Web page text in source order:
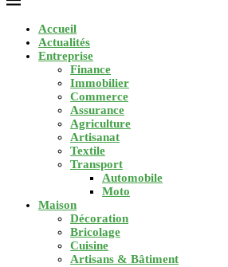
Accueil
Actualités
Entreprise
Finance
Immobilier
Commerce
Assurance
Agriculture
Artisanat
Textile
Transport
Automobile
Moto
Maison
Décoration
Bricolage
Cuisine
Artisans & Bâtiment